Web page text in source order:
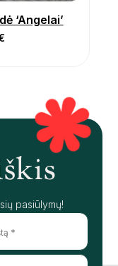
‘Angelai’
pasiūlymų!